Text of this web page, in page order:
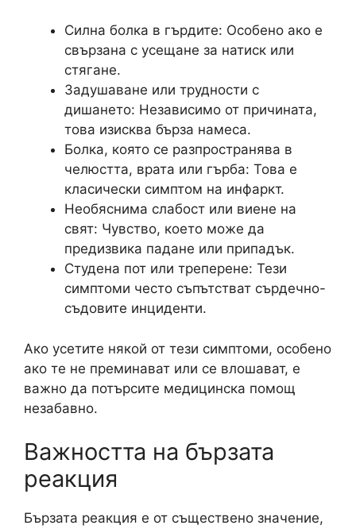
Силна болка в гърдите: Особено ако е
свързана с усещане за натиск или
стягане.
Задушаване или трудности с
дишането: Независимо от причината,
това изисква бърза намеса.
Болка, която се разпространява в
челюстта, врата или гърба: Това е
класически симптом на инфаркт.
Необяснима слабост или виене на
свят: Чувство, което може да
предизвика падане или припадък.
Студена пот или треперене: Тези
симптоми често съпътстват сърдечно-
съдовите инциденти.
Ако усетите някой от тези симптоми, особено
ако те не преминават или се влошават, е
важно да потърсите медицинска помощ
незабавно.
Важността на бързата
реакция
Бързата реакция е от съществено значение,